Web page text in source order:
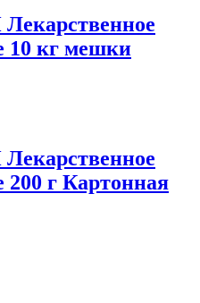
10 кг мешки
200 г Картонная